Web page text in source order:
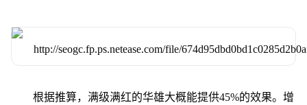
根据推算，满级满红的华雄大概能提供45%的效果。增